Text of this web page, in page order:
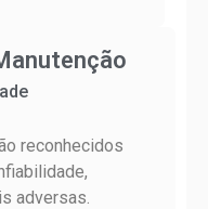
reconhecidos
adversas.